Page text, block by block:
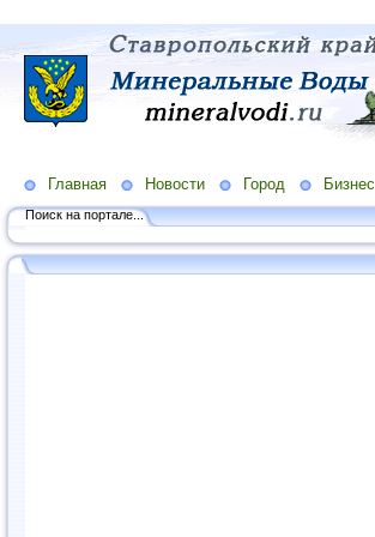
Главная Новости Город Бизнес
Поиск на портале...